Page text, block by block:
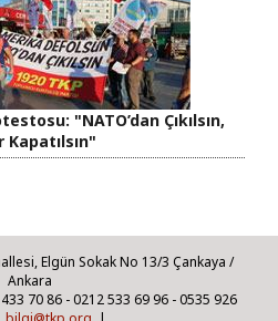
"NATO’dan Çıkılsın,
Kapatılsın"
Elgün Sokak No 13/3 Çankaya /
Ankara
70 86 - 0212 533 69 96 - 0535 926